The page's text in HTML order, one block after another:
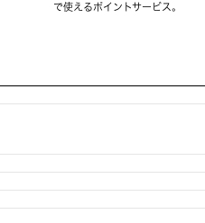
で使えるポイントサービス。